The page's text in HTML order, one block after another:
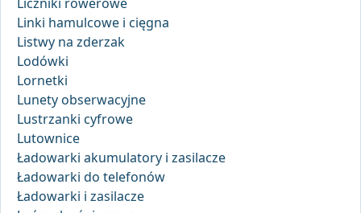
Linki hamulcowe i cięgna
Listwy na zderzak
Lodówki
Lornetki
Lunety obserwacyjne
Lustrzanki cyfrowe
Lutownice
Ładowarki akumulatory i zasilacze
Ładowarki do telefonów
Ładowarki i zasilacze